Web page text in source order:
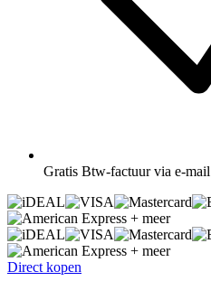
Gratis Btw-factuur via e-mail
+ meer
+ meer
Direct kopen